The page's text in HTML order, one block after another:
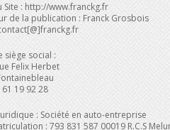
Site : http://www.franckg.fr
de la publication : Franck Grosbois
siège social :
Felix Herbet
61 19 92 28
: Société en auto-entreprise
: 793 831 587 00019 R.C.S